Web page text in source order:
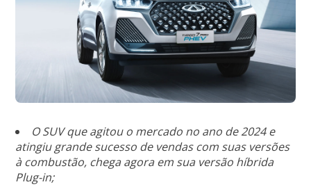
O SUV que agitou o mercado no ano de 2024 e
atingiu grande sucesso de vendas com suas versões
à combustão, chega agora em sua versão híbrida
Plug-in;